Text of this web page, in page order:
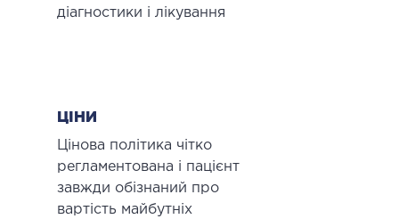
діагностики і лікування
ЦІНИ
Цінова політика чітко
регламентована і пацієнт
завжди обізнаний про
вартість майбутніх